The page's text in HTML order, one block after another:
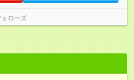
ェローズ